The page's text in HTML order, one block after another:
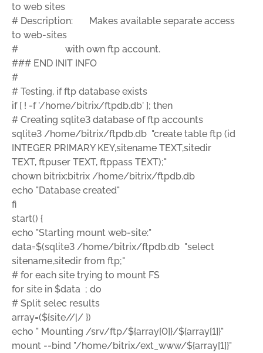
to web sites
# Description: Makes available separate access
to web-sites
# with own ftp account.
### END INIT INFO
#
# Testing, if ftp database exists
if [ ! -f '/home/bitrix/ftpdb.db' ]; then
# Creating sqlite3 database of ftp accounts
sqlite3 /home/bitrix/ftpdb.db "create table ftp (id
INTEGER PRIMARY KEY,sitename TEXT,sitedir
TEXT, ftpuser TEXT, ftppass TEXT);"
chown bitrix:bitrix /home/bitrix/ftpdb.db
echo "Database created"
fi
start() {
echo "Starting mount web-site:"
data=$(sqlite3 /home/bitrix/ftpdb.db "select
sitename,sitedir from ftp;"
# for each site trying to mount FS
for site in $data ; do
# Split selec results
array=(${site//|/ })
echo " Mounting /srv/ftp/${array[0]}/${array[1]}"
mount --bind "/home/bitrix/ext_www/${array[1]}"